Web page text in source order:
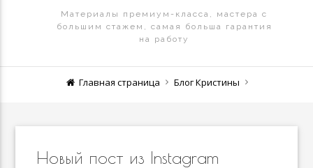
Материалы премиум-класса, мастера с
большим стажем, самая больша гарантия
на работу
Главная страница Блог Кристины
Новый пост из Instagram